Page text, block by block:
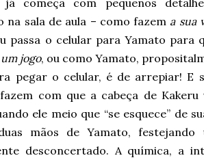
já começa com pequenos
na sala de aula – como fazem a sua
passa o celular para Yamato para
jogo, ou como Yamato,
pegar o celular, é de arrepiar! E
com que a cabeça de
ele meio que “se esquece” de
mãos de Yamato,
desconcertado. A química, a